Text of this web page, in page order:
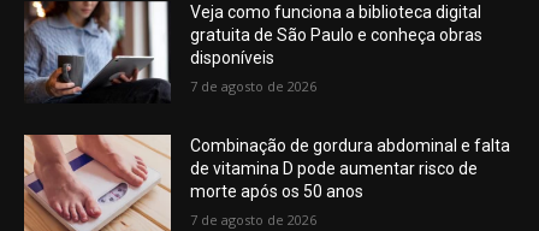
Veja como funciona a biblioteca digital
gratuita de São Paulo e conheça obras
disponíveis
7 de agosto de 2026
Combinação de gordura abdominal e falta
de vitamina D pode aumentar risco de
morte após os 50 anos
7 de agosto de 2026